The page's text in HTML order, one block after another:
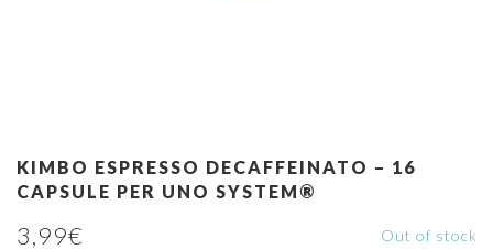
KIMBO ESPRESSO DECAFFEINATO – 16
CAPSULE PER UNO SYSTEM®
3,99€ Out of stock